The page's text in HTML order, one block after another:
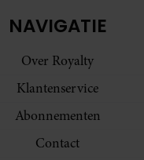
NAVIGATIE
Over Royalty
Klantenservice
Abonnementen
Contact